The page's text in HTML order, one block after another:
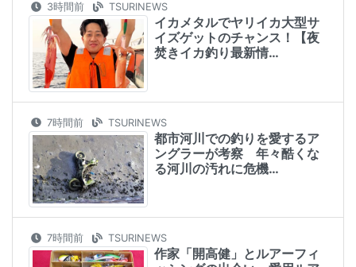
3時間前 TSURINEWS
イカメタルでヤリイカ大型サ
イズゲットのチャンス！【夜
焚きイカ釣り最新情…
7時間前 TSURINEWS
都市河川での釣りを愛するア
ングラーが考察 年々酷くな
る河川の汚れに危機…
7時間前 TSURINEWS
作家「開高健」とルアーフィ